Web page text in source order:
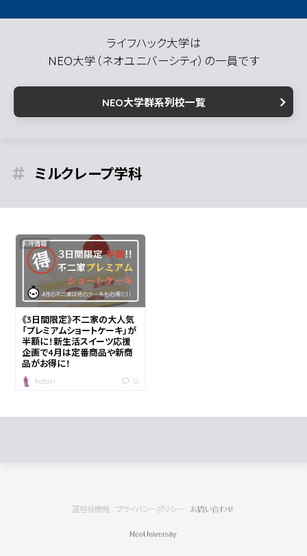
ライフハック大学は
NEO大学（ネオユニバーシティ）の一員です
NEO大学群系列校一覧
ミルクレープ
お得情報
《3日間限定》不二家の大人気
「プレミアムショートケーキ」が
半額に！新生活スイーツ応援
企画で4月は定番商品や新商
品がお得に！
kotori 0
運営者情報 プライバシーポリシー お問い合わせ
NeoUniversity